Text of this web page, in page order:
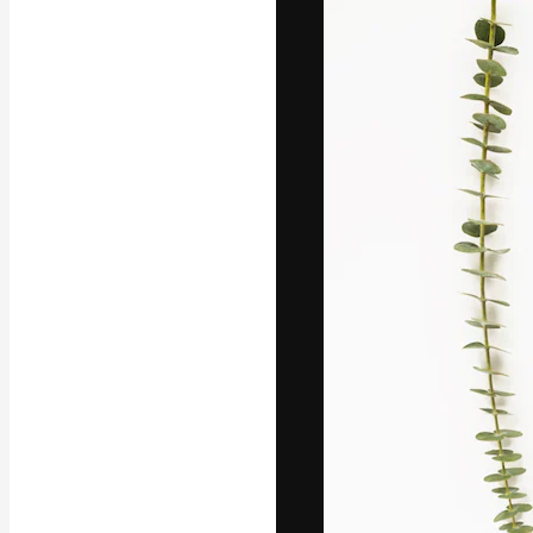
La plataforma
trabajo. Más
entre
estudios.
Español
Copyright © 2010-